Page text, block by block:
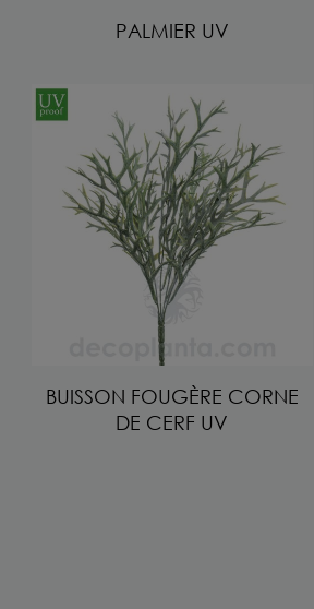
PALMIER UV
BUISSON FOUGÈRE CORNE
DE CERF UV